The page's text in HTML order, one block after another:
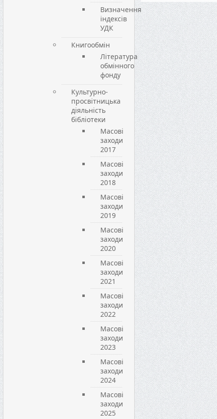
Визначення
індексів
УДК
Книгообмін
Література
обмінного
фонду
Культурно-
просвітницька
діяльність
бібліотеки
Масові
заходи
2017
Масові
заходи
2018
Масові
заходи
2019
Масові
заходи
2020
Масові
заходи
2021
Масові
заходи
2022
Масові
заходи
2023
Масові
заходи
2024
Масові
заходи
2025